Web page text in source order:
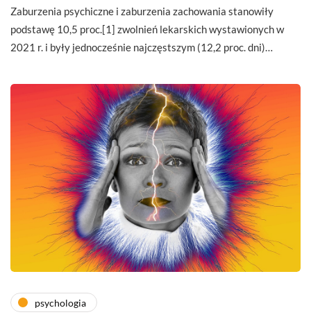
Zaburzenia psychiczne i zaburzenia zachowania stanowiły
podstawę 10,5 proc.[1] zwolnień lekarskich wystawionych w
2021 r. i były jednocześnie najczęstszym (12,2 proc. dni)…
psychologia